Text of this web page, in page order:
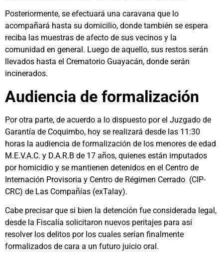
Posteriormente, se efectuará una caravana que lo
acompañará hasta su domicilio, donde también se espera
reciba las muestras de afecto de sus vecinos y la
comunidad en general. Luego de aquello, sus restos serán
llevados hasta el Crematorio Guayacán, donde serán
incinerados.
Audiencia de formalización
Por otra parte, de acuerdo a lo dispuesto por el Juzgado de
Garantía de Coquimbo, hoy se realizará desde las 11:30
horas la audiencia de formalización de los menores de edad
M.E.V.A.C. y D.A.R.B de 17 años, quienes están imputados
por homicidio y se mantienen detenidos en el Centro de
Internación Provisoria y Centro de Régimen Cerrado (CIP-
CRC) de Las Compañías (exTalay).
Cabe precisar que si bien la detención fue considerada legal,
desde la Fiscalía solicitaron nuevos peritajes para así
resolver los delitos por los cuales serían finalmente
formalizados de cara a un futuro juicio oral.